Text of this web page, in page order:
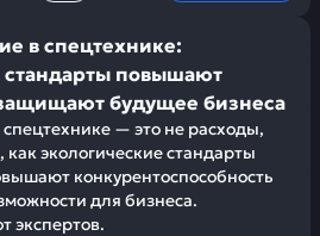
в спецтехнике:
стандарты повышают
будущее бизнеса
спецтехнике — это не расходы,
экологические стандарты
конкурентоспособность
для бизнеса.
экспертов.